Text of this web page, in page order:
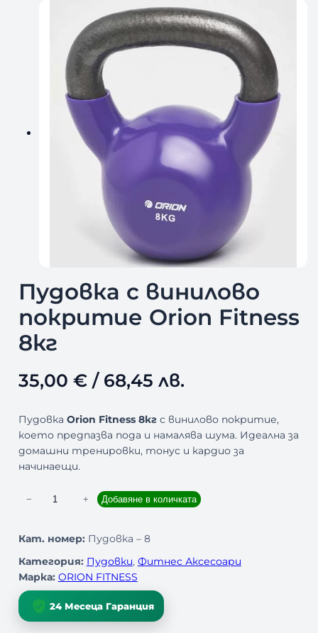
Пудовка с винилово
покритие Orion Fitness
8кг
35,00 €/ 68,45 лв.
Пудовка Orion Fitness 8кг с винилово покритие,
което предпазва пода и намалява шума. Идеална за
домашни тренировки, тонус и кардио за
начинаещи.
ч
е
с
т
− + Добавяне в количката
Кат. номер: Пудовка – 8
Категория: Пудовки, Фитнес Аксесоари
Марка: ORION FITNESS
24 Месеца Гаранция